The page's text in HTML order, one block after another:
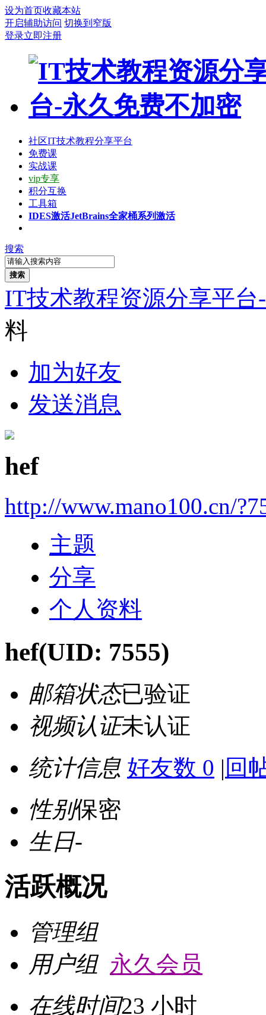
设为首页收藏本站
开启辅助访问 切换到窄版
登录立即注册
社区IT技术教程分享平台
免费课
实战课
vip专享
积分互换
工具箱
IDES激活JetBrains全家桶系列激活
搜索
搜索
IT技术教程资源分享平
料
加为好友
发送消息
hef
http://www.mano100.cn/
主题
分享
个人资料
hef(UID: 7555)
邮箱状态已验证
视频认证未认证
统计信息 好友数 0 | 回
性别保密
生日-
活跃概况
管理组
用户组 永久会员
在线时间23 小时